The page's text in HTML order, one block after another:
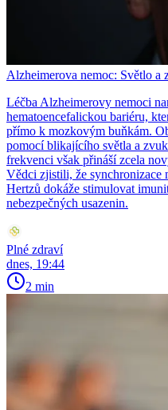
Alzheimerova nemoc: Světlo a
Léčba Alzheimerovy nemoci
hematoencefalickou bariéru,
přímo k mozkovým buňkám.
pomocí blikajícího světla a
frekvenci však přináší zcela
Vědci zjistili, že
Hertzů dokáže stimulovat
nebezpečných usazenin.
Plné zdraví
dnes, 19:44
2 min